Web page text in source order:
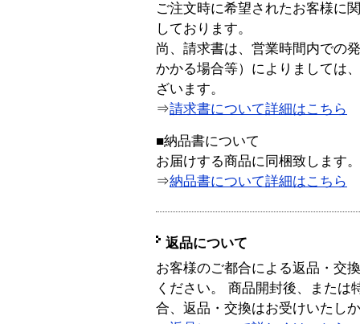
ご注文時に希望されたお客様に
しております。
尚、請求書は、営業時間内での
かかる場合等）によりましては
ざいます。
⇒請求書について詳細はこちら
■納品書について
お届けする商品に同梱致します。
⇒納品書について詳細はこちら
返品について
お客様のご都合による返品・交
ください。 商品開封後、または
合、返品・交換はお受けいたし